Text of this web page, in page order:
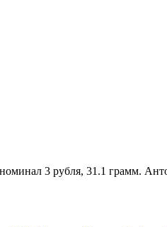
3 рубля, 31.1 грамм.